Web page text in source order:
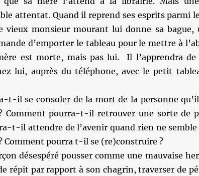
attentat. Quand il reprend ses esprits parmi
vieux monsieur mourant lui donne sa bague,
d’emporter le tableau pour le mettre à
est morte, mais pas lui. Il l’apprendra de
lui, auprès du téléphone, avec le petit
t-il se consoler de la mort de la personne
Comment pourra-t-il retrouver une sorte de
t-il attendre de l’avenir quand rien ne semble
Comment pourra t-il se (re)construire ?
désespéré pousser comme une mauvaise
répit par rapport à son chagrin, traverser de